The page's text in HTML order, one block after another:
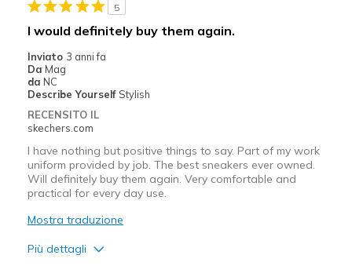
5
I would definitely buy them again.
Inviato 3 anni fa
Da Mag
da NC
Describe Yourself Stylish
RECENSITO IL
skechers.com
I have nothing but positive things to say. Part of my work
uniform provided by job. The best sneakers ever owned.
Will definitely buy them again. Very comfortable and
practical for every day use.
Mostra traduzione
Più dettagli